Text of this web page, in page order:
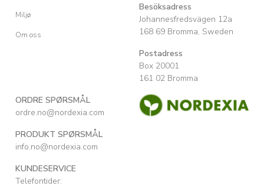
Miljø
Om oss
Besöksadress
Johannesfredsvägen 12a
168 69 Bromma, Sweden
Postadress
Box 20001
161 02 Bromma
ORDRE SPØRSMÅL
ordre.no@nordexia.com
PRODUKT SPØRSMÅL
info.no@nordexia.com
KUNDESERVICE
Telefontider: